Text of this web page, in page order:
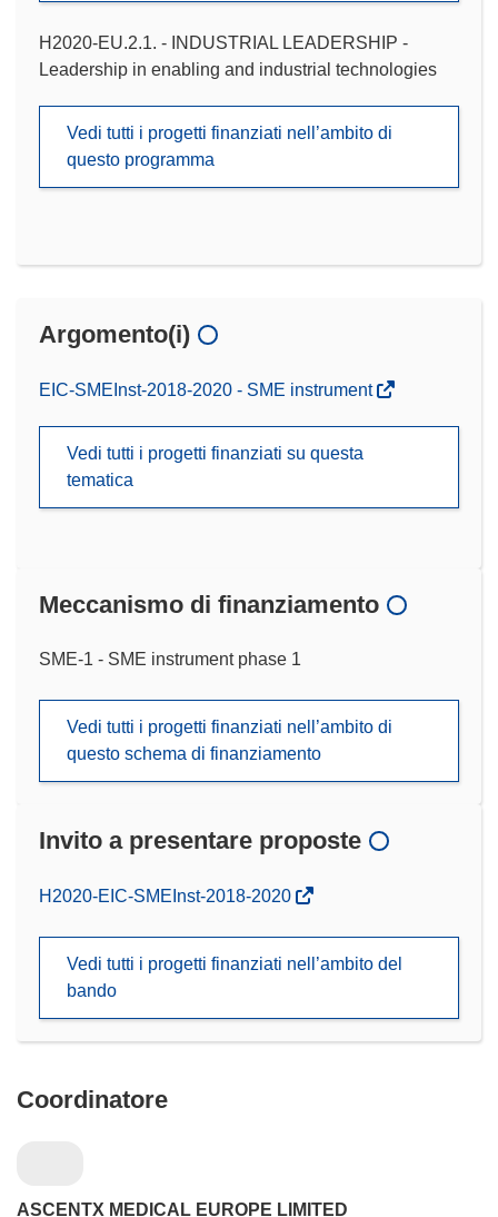
H2020-EU.2.1. - INDUSTRIAL LEADERSHIP -
Leadership in enabling and industrial technologies
Vedi tutti i progetti finanziati nell’ambito di
questo programma
Argomento(i)
EIC-SMEInst-2018-2020 - SME instrument
Vedi tutti i progetti finanziati su questa
tematica
Meccanismo di finanziamento
SME-1 - SME instrument phase 1
Vedi tutti i progetti finanziati nell’ambito di
questo schema di finanziamento
Invito a presentare proposte
(si
nuova
H2020-EIC-SMEInst-2018-2020
Vedi tutti i progetti finanziati nell’ambito del
bando
Coordinatore
ASCENTX MEDICAL EUROPE LIMITED